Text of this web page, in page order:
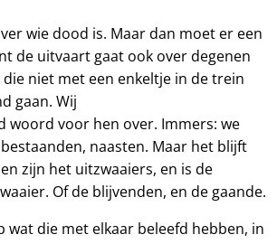
wie dood is. Maar dan moet er een
de uitvaart gaat ook over degenen
niet met een enkeltje in de trein
gaan. Wij
woord voor hen over. Immers: we
naasten. Maar het blijft
zijn het uitzwaaiers, en is de
Of de blijvenden, en de gaande.
wat die met elkaar beleefd hebben, in